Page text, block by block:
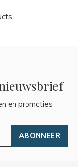
en promoties
ABONNEER